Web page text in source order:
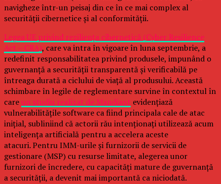
navigheze într-un peisaj din ce în ce mai complex al
securității cibernetice și al conformității.
Legea UE privind reziliența cibernetică (Cyber Resilience
Act – CRA), care va intra în vigoare în luna septembrie, a
redefinit responsabilitatea privind produsele, impunând o
guvernanță a securității transparentă și verificabilă pe
întreaga durată a ciclului de viață al produsului. Această
schimbare în legile de reglementare survine în contextul în
careun studiu realizat de Mandiant evidențiază
vulnerabilitățile software ca fiind principala cale de atac
inițial, subliniind că actorii rău intenționați utilizează acum
inteligența artificială pentru a accelera aceste
atacuri. Pentru IMM-urile și furnizorii de servicii de
gestionare (MSP) cu resurse limitate, alegerea unor
furnizori de încredere, cu capacități mature de guvernanță
a securității, a devenit mai importantă ca niciodată.